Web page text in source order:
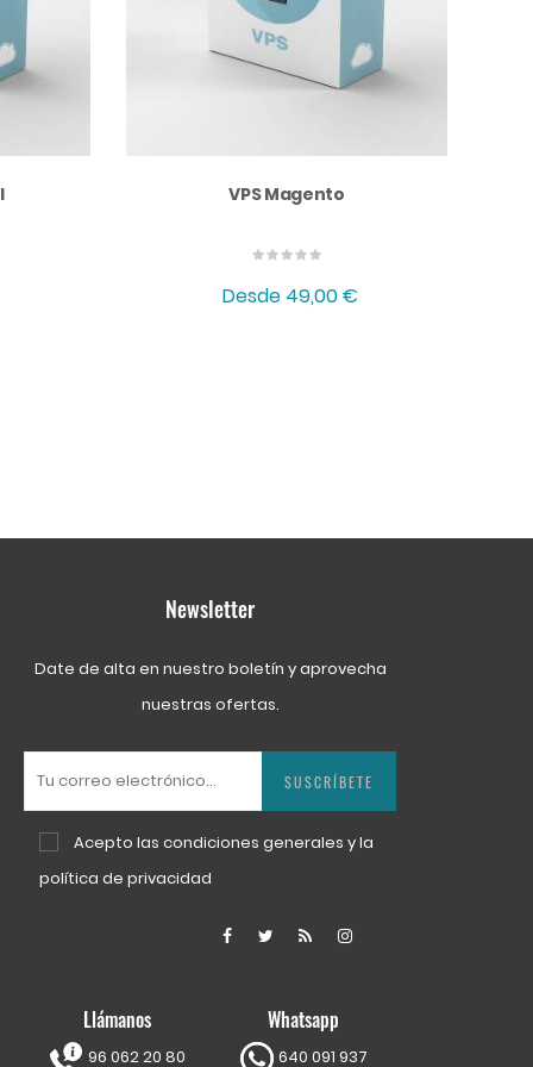
VPS Magento
Desde 49,00 €
Newsletter
Date de alta en nuestro boletín y aprovecha
nuestras ofertas.
Acepto las condiciones generales y la
política de privacidad
SUSCRÍBETE
FacebookTwitterRss
Llámanos
96 062 20 80
Whatsapp
640 091 937